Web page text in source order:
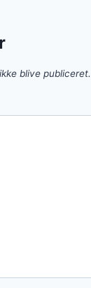
blive publiceret.